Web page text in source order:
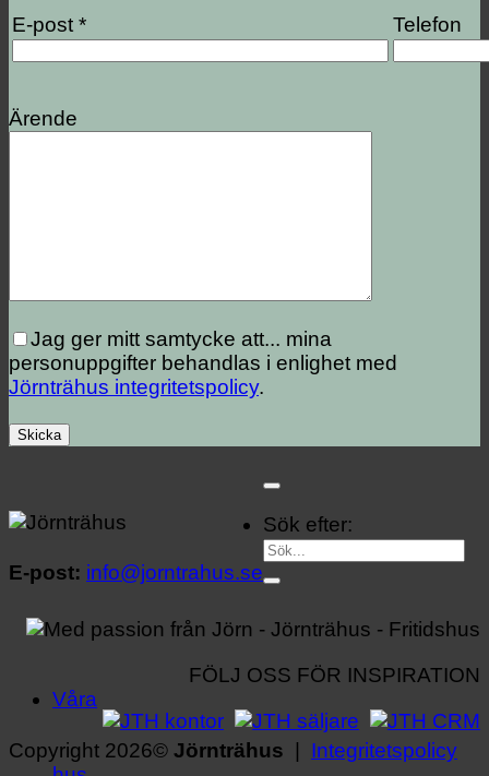
E-post * Telefon
Ärende
Jag ger mitt samtycke att... mina
personuppgifter behandlas i enlighet med
Jörnträhus integritetspolicy.
E-post: info@jorntrahus.se
FÖLJ OSS FÖR INSPIRATION
Copyright 2026© Jörnträhus | Integritetspolicy
Sök efter:
Våra